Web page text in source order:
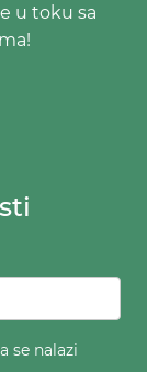
u toku sa
se nalazi